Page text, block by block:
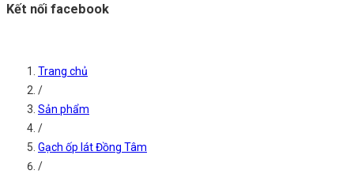
Kết nối facebook
Trang chủ
/
Sản phẩm
/
Gạch ốp lát Đồng Tâm
/